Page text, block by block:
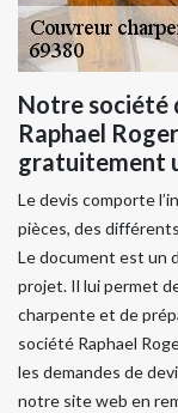
Notre société
Raphael
gratuitement
Le devis comporte
pièces, des
Le document est un
projet. Il lui permet
charpente et de
société Raphael
les demandes de
notre site web en